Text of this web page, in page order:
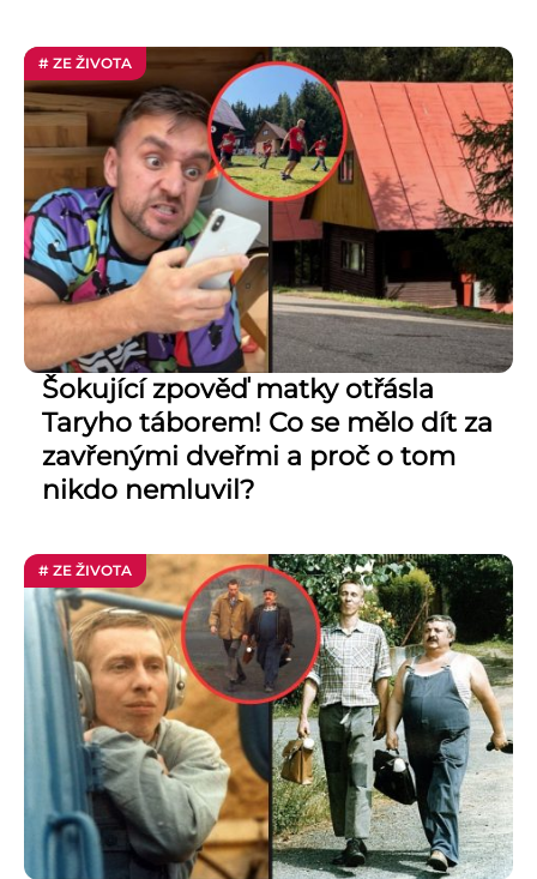
# ZE ŽIVOTA
Šokující zpověď matky otřásla
Taryho táborem! Co se mělo dít za
zavřenými dveřmi a proč o tom
nikdo nemluvil?
# ZE ŽIVOTA